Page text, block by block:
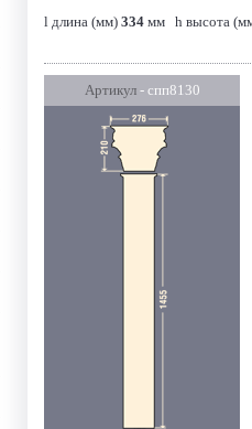
l длина (мм) 334 мм h высота
Артикул- спп8130